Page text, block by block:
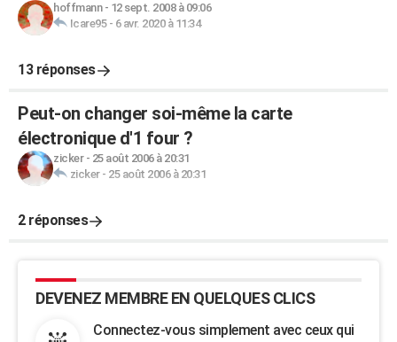
hoffmann- 12 sept. 2008 à 09:06
Icare95- 6 avr. 2020 à 11:34
13 réponses
Peut-on changer soi-même la carte
électronique d'1 four ?
zicker- 25 août 2006 à 20:31
zicker- 25 août 2006 à 20:31
2 réponses
DEVENEZ MEMBRE EN QUELQUES CLICS
Connectez-vous simplement avec ceux qui